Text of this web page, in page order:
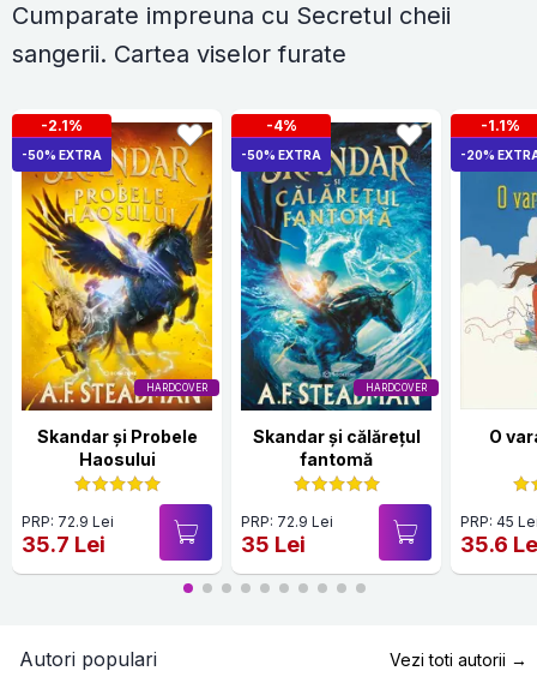
Cumparate impreuna cu Secretul cheii
sangerii. Cartea viselor furate
HARDCOVER
-2.1%
-50% EXTRA
Skandar și Probele
Haosului
PRP: 72.9 Lei
35.7 Lei
HARDCOVER
-4%
-50% EXTRA
Skandar și călărețul
fantomă
PRP: 72.9 Lei
35 Lei
-1.1%
-20%
O
PRP: 45
35.6
Autori populari Vezi toti autorii →